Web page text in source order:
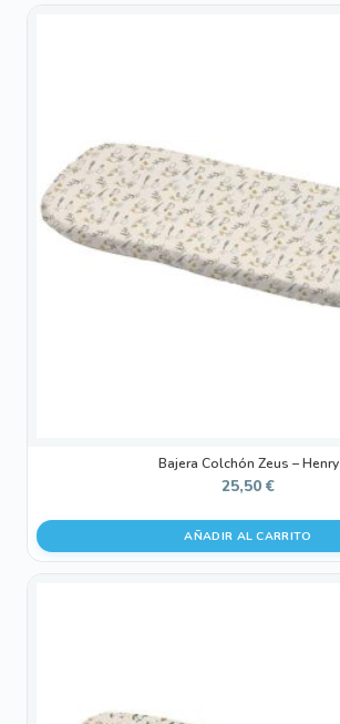
Bajera Colchón Zeus – Henry
25,50 €
AÑADIR AL CARRITO